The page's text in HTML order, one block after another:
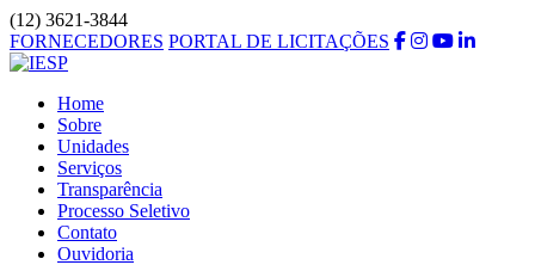
(12) 3621-3844
FORNECEDORES PORTAL DE LICITAÇÕES
Home
Sobre
Unidades
Serviços
Transparência
Processo Seletivo
Contato
Ouvidoria